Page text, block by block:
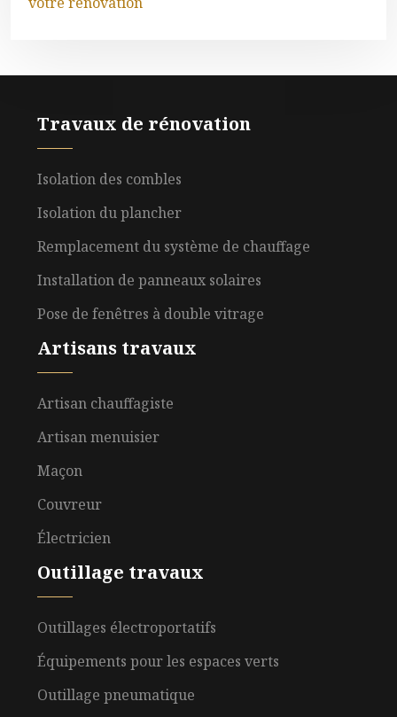
Travaux de rénovation
Isolation des combles
Isolation du plancher
Remplacement du système de chauffage
Installation de panneaux solaires
Pose de fenêtres à double vitrage
Artisans travaux
Artisan chauffagiste
Artisan menuisier
Maçon
Couvreur
Électricien
Outillage travaux
Outillages électroportatifs
Équipements pour les espaces verts
Outillage pneumatique